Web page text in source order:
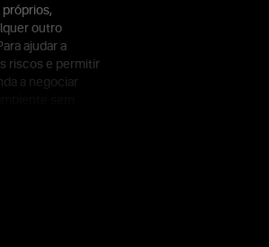
outro
ajudar a
riscos e permitir
a negociar